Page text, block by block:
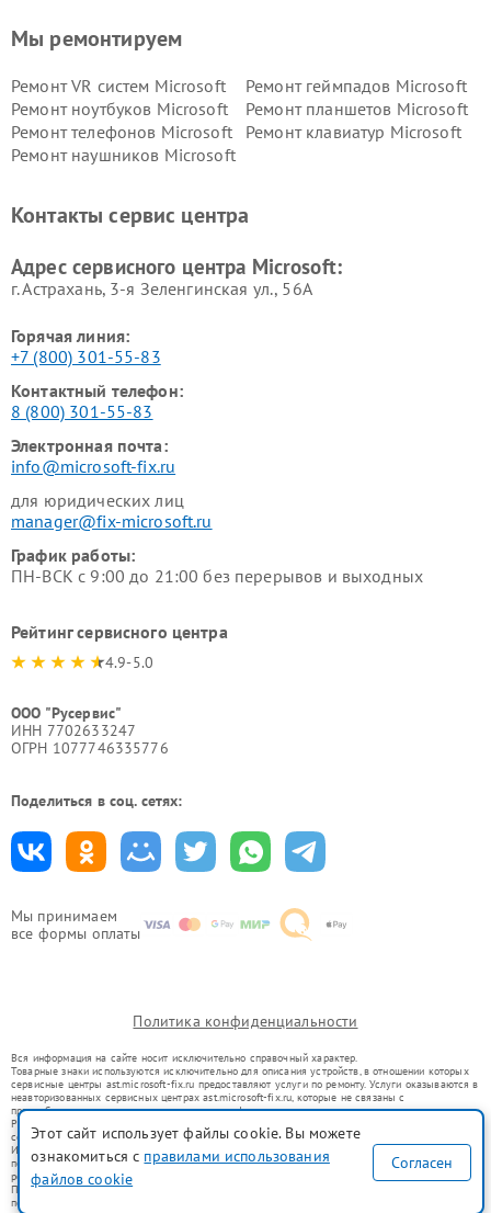
Мы принимаем
все формы оплаты
Мы ремонтируем
Ремонт VR систем Microsoft
Ремонт геймпадов Microsoft
Ремонт ноутбуков Microsoft
Ремонт планшетов Microsoft
Ремонт телефонов Microsoft
Ремонт клавиатур Microsoft
Ремонт наушников Microsoft
Контакты сервис центра
Адрес сервисного центра Microsoft:
г. Астрахань, 3-я Зеленгинская ул., 56А
Горячая линия:
+7 (800) 301-55-83
Контактный телефон:
8 (800) 301-55-83
Электронная почта:
info@microsoft-fix.ru
для юридических лиц
manager@fix-microsoft.ru
График работы:
ПН-ВСК с 9:00 до 21:00 без перерывов и выходных
Рейтинг сервисного центра
4.9-5.0
ООО "Русервис"
ИНН 7702633247
ОГРН 1077746335776
Поделиться в соц. сетях:
Политика конфиденциальности
Вся информация на сайте носит исключительно справочный характер.
Товарные знаки используются исключительно для описания устройств, в отношении которых
сервисные центры ast.microsoft-fix.ru предоставляют услуги по ремонту. Услуги оказываются в
неавторизованных сервисных центрах ast.microsoft-fix.ru, которые не связаны с
правообладателями товарных знаков или их официальными представителями.
Ремонт осуществляется для устройств, уже введенных в гражданский оборот в соответствии
со статьей 1487 ГК РФ.
Использование товарных знаков не преследует цели индивидуализации услуг или введения
потребителей в заблуждение, а служит для информирования о предоставляемых услугах по
ремонту техники указанных брендов.
Представленная на сайте информация не является публичной офертой, определяемой
положениями Статьи 437(2) Гражданского кодекса РФ
Этот сайт использует файлы cookie. Вы можете
ознакомиться с правилами использования
файлов cookie
Согласен